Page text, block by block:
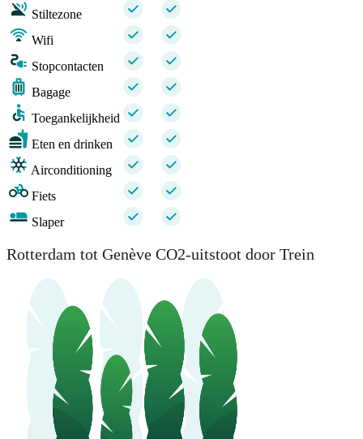
Stiltezone
Wifi
Stopcontacten
Bagage
Toegankelijkheid
Eten en drinken
Airconditioning
Fiets
Slaper
Rotterdam tot Genève CO2-uitstoot door Trein